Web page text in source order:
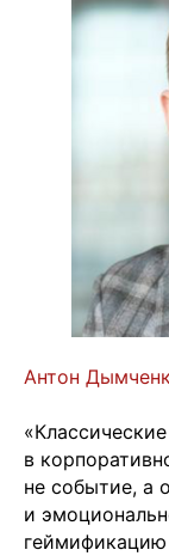
Антон
в
не событие, а
и